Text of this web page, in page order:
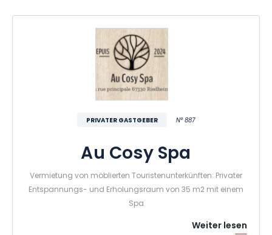
PRIVATER GASTGEBER N° 887
Au Cosy Spa
Vermietung von möblierten Touristenunterkünften: Privater
Entspannungs- und Erholungsraum von 35 m2 mit einem
Spa
Weiter lesen